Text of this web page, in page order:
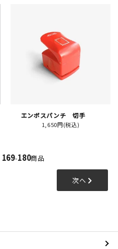
エンボスパンチ 切手
1,650円(税込)
169-180商品
次へ